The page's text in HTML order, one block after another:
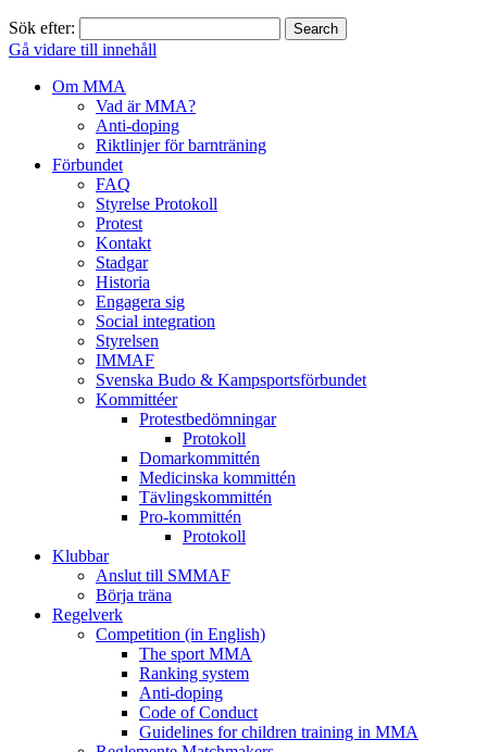
Sök efter:
Gå vidare till innehåll
Om MMA
Vad är MMA?
Anti-doping
Riktlinjer för barnträning
Förbundet
FAQ
Styrelse Protokoll
Protest
Kontakt
Stadgar
Historia
Engagera sig
Social integration
Styrelsen
IMMAF
Svenska Budo & Kampsportsförbundet
Kommittéer
Protestbedömningar
Protokoll
Domarkommittén
Medicinska kommittén
Tävlingskommittén
Pro-kommittén
Protokoll
Klubbar
Anslut till SMMAF
Börja träna
Regelverk
Competition (in English)
The sport MMA
Ranking system
Anti-doping
Code of Conduct
Guidelines for children training in MMA